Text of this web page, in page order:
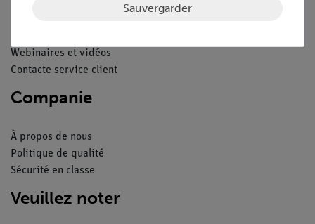
Webinaires et vidéos
Contacte service client
Companie
À propos de nous
Politique de qualité
Sécurité en classe
Veuillez noter
Sauvergarder